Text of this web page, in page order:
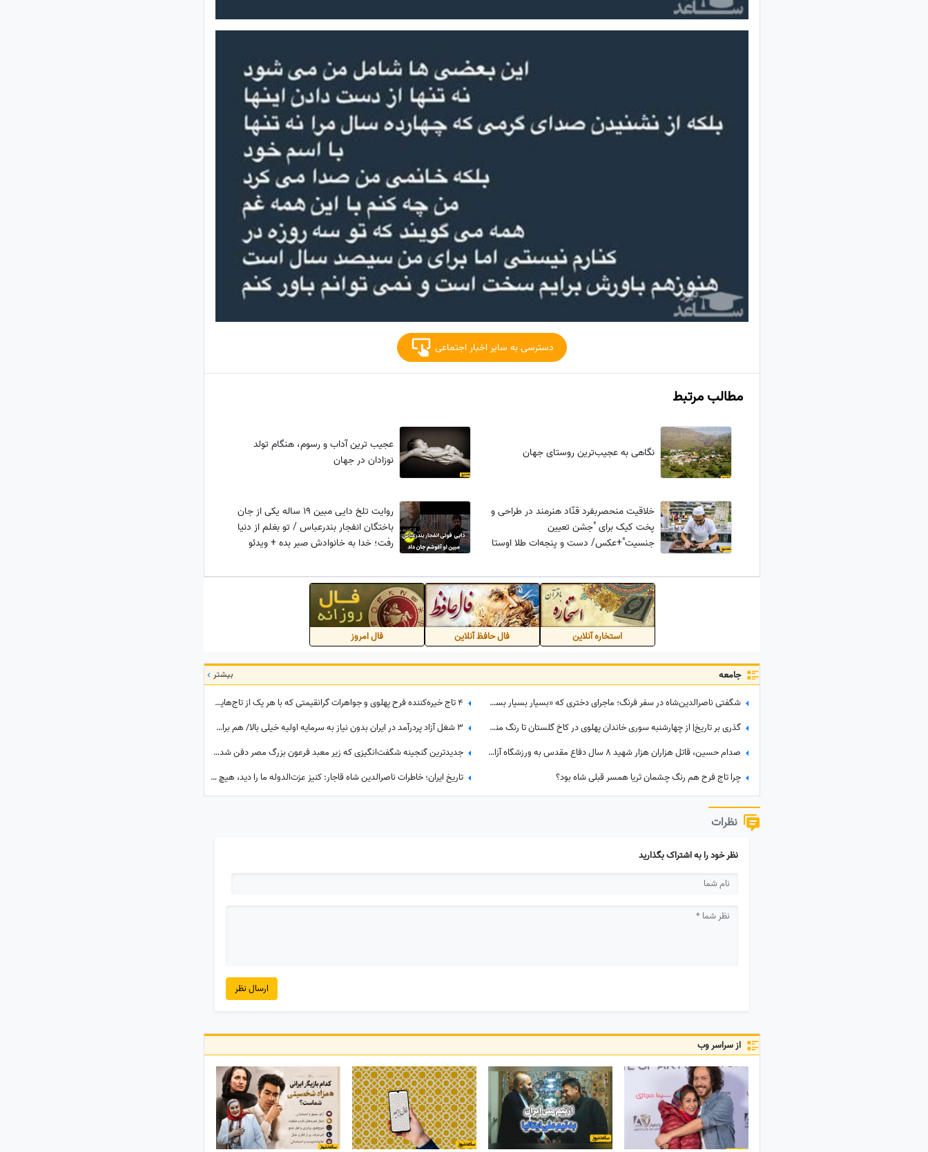
دسترسی به سایر اخبار اجتماعی
مطالب مرتبط
نگاهی به عجیب‌ترین روستای جهان
عجیب ترین آداب و رسوم، هنگام تولد
نوزادان در جهان
خلاقیت منحصربفرد قنّاد هنرمند در طراحی و
پخت کیک برای "جشن تعیین
جنسیت"+عکس/ دست و پنجه‌ات طلا اوستا
روایت تلخ دایی مبین 19 ساله یکی از جان
باختگان انفجار بندرعباس / تو بغلم از دنیا
رفت؛ خدا به خانوادش صبر بده + ویدئو
استخاره آنلاین فال حافظ آنلاین فال امروز
جامعه بیشتر
شگفتی ناصرالدین‌شاه در سفر فرنگ؛ ماجرای دختری که «بسیار بسیار بسیار خوشگل» بود!
4 تاج خیره‌کننده فرح پهلوی و جواهرات گرانقیمتی که با هر یک از تاج‌هایش ست میکرد/ لاکچری‌بازی‌های بیخودی که ثروت ایران را به باد داد
گذری بر تاریخ| از چهارشنبه سوری خاندان پهلوی در کاخ گلستان تا رنگ منحصربفرد شورولت کوروت 1979 در محله در گیشا، 60 سال پیش
3 شغل آزاد پردرآمد در ایران بدون نیاز به سرمایه اولیه خیلی بالا/ هم برای بانوان و هم آقایون
صدام حسین، قاتل هزاران هزار شهید 8 سال دفاع مقدس به ورزشگاه آزادی تهران آمد!/ یه جو عقل هم چیز خوبیه که بعضیا ندارن!+ عکس
جدیدترین گنجینه شگفت‌انگیزی که زیر معبد فرعون بزرگ مصر دفن شده بود+تصاویر/ معبد فراعنه بعد از هر اکتشاف حیرت‌انگیزتر میشه
چرا تاج فرح هم رنگ چشمان ثریا همسر قبلی شاه بود؟
تاریخ ایران؛ خاطرات ناصرالدین شاه قاجار: کنیز عزت‌الدوله ما را دید، هیچ رو نمی‌گرفت، بسیار خجالت کشیدیم و...
نظرات
نظر خود را به اشتراک بگذارید
ارسال نظر
از سراسر وب